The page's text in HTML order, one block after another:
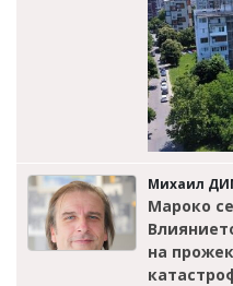
Михаил
Мароко
на